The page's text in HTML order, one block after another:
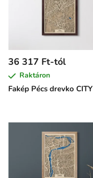
Fakép Pécs drevko CITY
36 317 Ft-tól
Raktáron